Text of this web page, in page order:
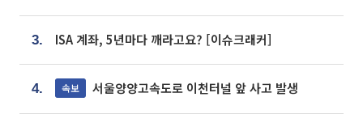
3. ISA 계좌, 5년마다 깨라고요? [이슈크래커]
4. 속보 서울양양고속도로 이천터널 앞 사고 발생